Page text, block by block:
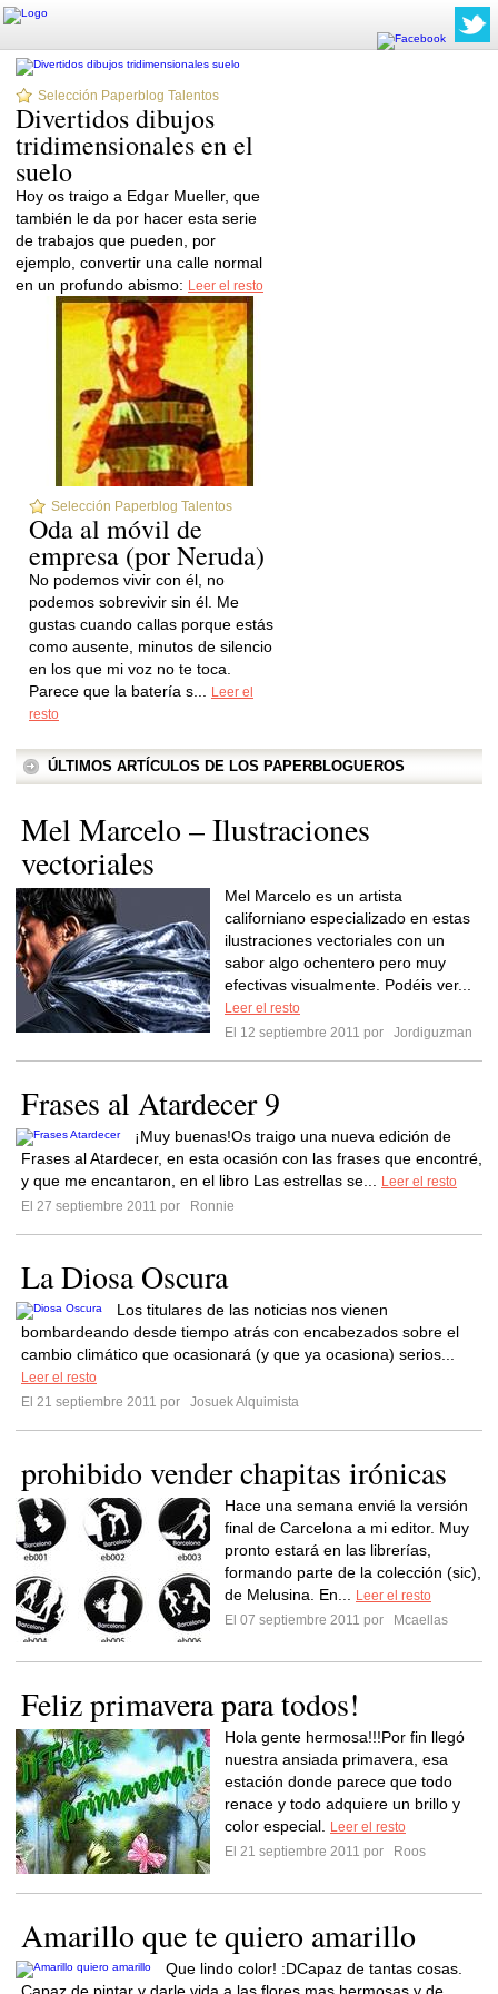
Selección Paperblog Talentos
Divertidos dibujos
tridimensionales en el
suelo
Hoy os traigo a Edgar Mueller, que
también le da por hacer esta serie
de trabajos que pueden, por
ejemplo, convertir una calle normal
en un profundo abismo: Leer el resto
Selección Paperblog Talentos
Oda al móvil de
empresa (por Neruda)
No podemos vivir con él, no
podemos sobrevivir sin él. Me
gustas cuando callas porque estás
como ausente, minutos de silencio
en los que mi voz no te toca.
Parece que la batería s...
Leer el
resto
ÚLTIMOS ARTÍCULOS DE LOS PAPERBLOGUEROS
Mel Marcelo – Ilustraciones
vectoriales
Mel Marcelo es un artista
californiano especializado en estas
ilustraciones vectoriales con un
sabor algo ochentero pero muy
efectivas visualmente. Podéis ver...
Leer el resto
El 12 septiembre 2011 por
Jordiguzman
Frases al Atardecer 9
¡Muy buenas!Os traigo una nueva edición de
Frases al Atardecer, en esta ocasión con las frases que encontré,
y que me encantaron, en el libro Las estrellas se...
Leer el resto
El 27 septiembre 2011 por
Ronnie
La Diosa Oscura
Los titulares de las noticias nos vienen
bombardeando desde tiempo atrás con encabezados sobre el
cambio climático que ocasionará (y que ya ocasiona) serios...
Leer el resto
El 21 septiembre 2011 por
Josuek Alquimista
prohibido vender chapitas irónicas
Hace una semana envié la versión
final de Carcelona a mi editor. Muy
pronto estará en las librerías,
formando parte de la colección (sic),
de Melusina. En...
Leer el resto
El 07 septiembre 2011 por
Mcaellas
Feliz primavera para todos!
Hola gente hermosa!!!Por fin llegó
nuestra ansiada primavera, esa
estación donde parece que todo
renace y todo adquiere un brillo y
color especial.
Leer el resto
El 21 septiembre 2011 por
Roos
Amarillo que te quiero amarillo
Que lindo color! :DCapaz de tantas cosas.